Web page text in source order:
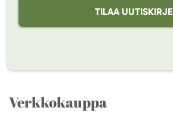
TILAA UUTISKIRJE
Verkkokauppa